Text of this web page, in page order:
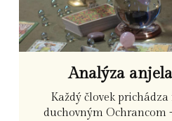
Analýza
Každý človek
duchovným Ochrancom